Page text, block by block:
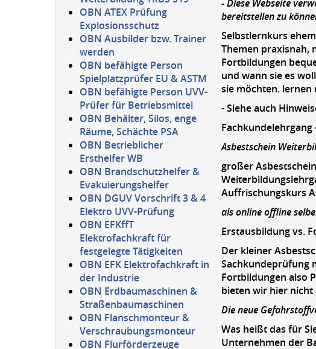
- Diese Webseite
bereitstellen zu
Selbstlernkurs
Themen praxisnah,
Fortbildungen
und wann sie es
sie möchten. lernen
- Siehe auch
Fachkundelehrgang
Asbestschein
großer
Auffrischungskurs
als online offline
Erstausbildung vs.
Der kleiner
Sachkundeprüfung
Fortbildungen also
bieten wir hier nicht
Die neue
Was heißt das für
Unternehmen der
OBN ATEX Prüfung
Explosionsschutz
OBN Ausbilder bzw. Trainer
werden
OBN befähigte Person
Spielplatzprüfer EU & ASTM
OBN befähigte Person UVV-
Prüfer für Betriebsmittel
OBN Behälter, Silos, enge
Räume, Schächte PSA
OBN Betrieblicher
Ersthelfer WB
OBN Brandschutzhelfer &
Evakuierungshelfer
OBN DGUV Vorschrift 3 & 4
Elektro UVV-Prüfung
OBN EFKffT
Elektrofachkraft für
festgelegte Tätigkeiten
OBN EFK Elektrofachkraft in
der Industrie
OBN Erdbaumaschinen &
Straßenbaumaschinen
OBN Flanschmonteur &
Verschraubungsmonteur
OBN Flurförderzeuge